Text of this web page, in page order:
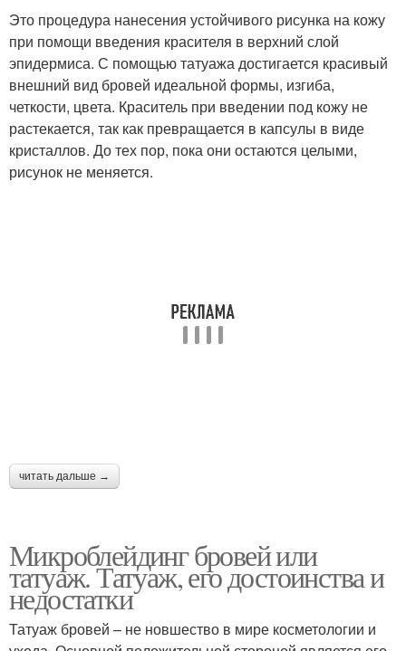
Это процедура нанесения устойчивого рисунка на кожу
при помощи введения красителя в верхний слой
эпидермиса. С помощью татуажа достигается красивый
внешний вид бровей идеальной формы, изгиба,
четкости, цвета. Краситель при введении под кожу не
растекается, так как превращается в капсулы в виде
кристаллов. До тех пор, пока они остаются целыми,
рисунок не меняется.
читать дальше →
Микроблейдинг бровей или
татуаж. Татуаж, его достоинства и
недостатки
Татуаж бровей – не новшество в мире косметологии и